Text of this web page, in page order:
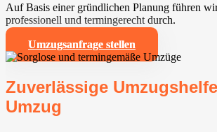
Auf Basis einer gründlichen Planung führen
professionell und termingerecht durch.
Umzugsanfrage stellen
Zuverlässige
Umzug